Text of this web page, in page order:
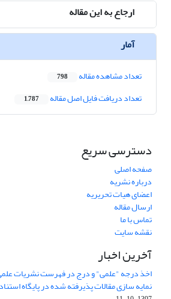
ارجاع به این مقاله
آمار
تعداد مشاهده مقاله 798
تعداد دریافت فایل اصل مقاله 1,787
دسترسی سریع
صفحه اصلی
درباره نشریه
اعضای هیات تحریریه
ارسال مقاله
تماس با ما
نقشه سایت
آخرین اخبار
اخذ درجه "علمی" و درج در فهرست نشریات
نمایه سازی مقالات پذیرفته شده در پایگاه